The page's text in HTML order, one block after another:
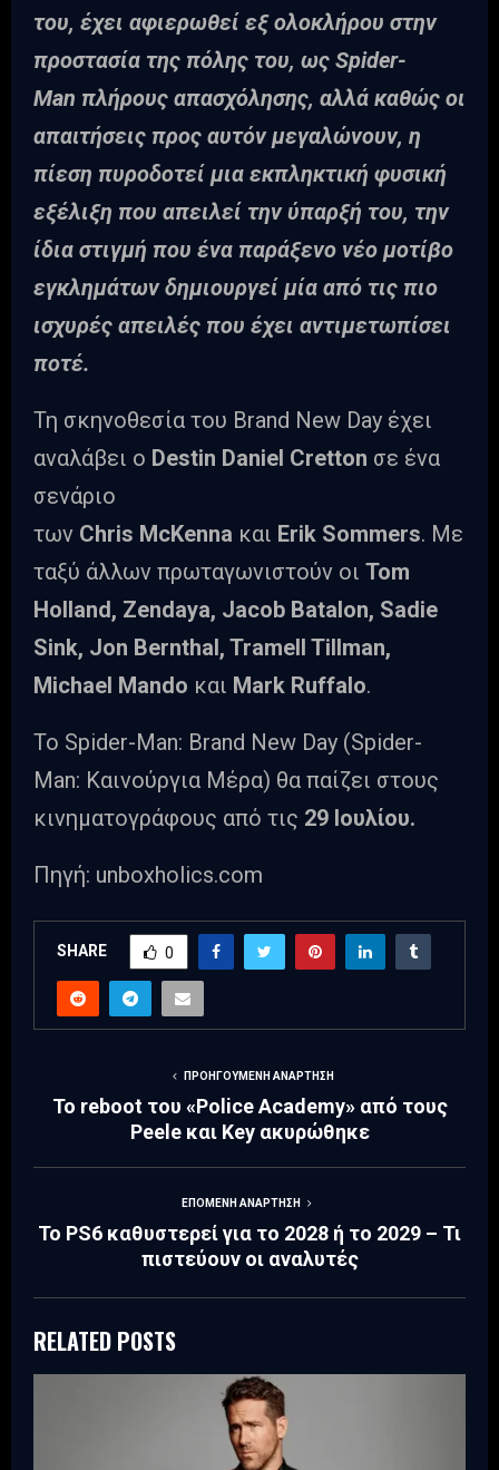
του, έχει αφιερωθεί εξ ολοκλήρου στην
προστασία της πόλης του, ως Spider-
Man πλήρους απασχόλησης, αλλά καθώς οι
απαιτήσεις προς αυτόν μεγαλώνουν, η
πίεση πυροδοτεί μια εκπληκτική φυσική
εξέλιξη που απειλεί την ύπαρξή του, την
ίδια στιγμή που ένα παράξενο νέο μοτίβο
εγκλημάτων δημιουργεί μία από τις πιο
ισχυρές απειλές που έχει αντιμετωπίσει
ποτέ.
Τη σκηνοθεσία του Brand New Day έχει
αναλάβει ο Destin Daniel Cretton σε ένα
σενάριο
των Chris McKenna και Erik Sommers. Με
ταξύ άλλων πρωταγωνιστούν οι Tom
Holland, Zendaya, Jacob Batalon, Sadie
Sink, Jon Bernthal, Tramell Tillman,
Michael Mando και Mark Ruffalo.
Το Spider-Man: Brand New Day (Spider-
Man: Καινούργια Μέρα) θα παίζει στους
κινηματογράφους από τις 29 Ιουλίου.
Πηγή: unboxholics.com
SHARE 0
ΠΡΟΗΓΟΎΜΕΝΗ ΑΝΆΡΤΗΣΗ
Το reboot του «Police Academy» από τους
Peele και Key ακυρώθηκε
ΕΠΌΜΕΝΗ ΑΝΆΡΤΗΣΗ
Το PS6 καθυστερεί για το 2028 ή το 2029 – Τι
πιστεύουν οι αναλυτές
RELATED POSTS